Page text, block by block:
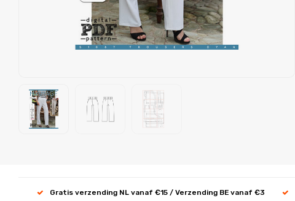
Gratis verzending NL vanaf €15 / Verzending BE vanaf €3